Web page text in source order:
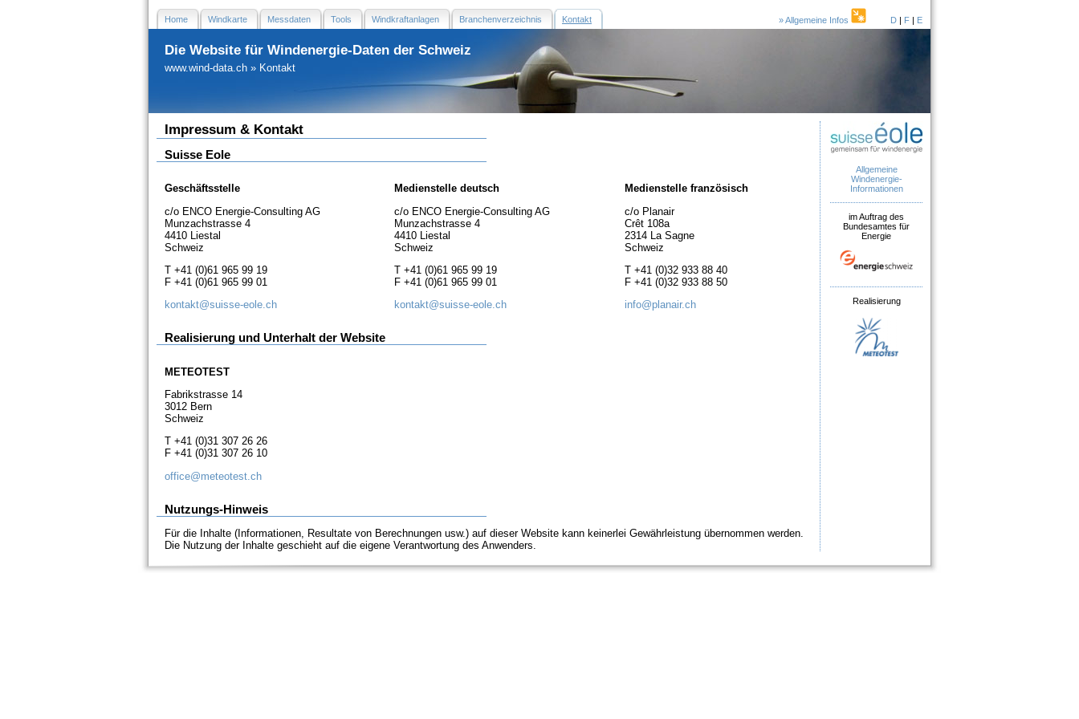
» Allgemeine Infos D | F | E
Home Windkarte Messdaten Tools Windkraftanlagen Branchenverzeichnis Kontakt
Die Website für Windenergie-Daten der Schweiz
www.wind-data.ch » Kontakt
Allgemeine
Windenergie-
Informationen
im Auftrag des
Bundesamtes für
Energie
Realisierung
Impressum & Kontakt
Suisse Eole
Geschäftsstelle
c/o ENCO Energie-Consulting AG
Munzachstrasse 4
4410 Liestal
Schweiz
T +41 (0)61 965 99 19
F +41 (0)61 965 99 01
kontakt@suisse-eole.ch
Medienstelle deutsch
c/o ENCO Energie-Consulting AG
Munzachstrasse 4
4410 Liestal
Schweiz
T +41 (0)61 965 99 19
F +41 (0)61 965 99 01
kontakt@suisse-eole.ch
Medienstelle französisch
c/o Planair
Crêt 108a
2314 La Sagne
Schweiz
T +41 (0)32 933 88 40
F +41 (0)32 933 88 50
info@planair.ch
Realisierung und Unterhalt der Website
METEOTEST
Fabrikstrasse 14
3012 Bern
Schweiz
T +41 (0)31 307 26 26
F +41 (0)31 307 26 10
office@meteotest.ch
Nutzungs-Hinweis
Für die Inhalte (Informationen, Resultate von Berechnungen usw.) auf dieser Website kann keinerlei Gewährleistung übernommen werden.
Die Nutzung der Inhalte geschieht auf die eigene Verantwortung des Anwenders.